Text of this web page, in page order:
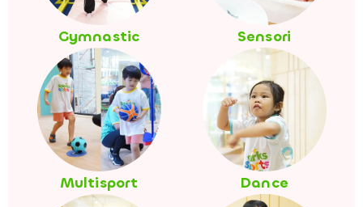
Gymnastic Sensori
Multisport Dance